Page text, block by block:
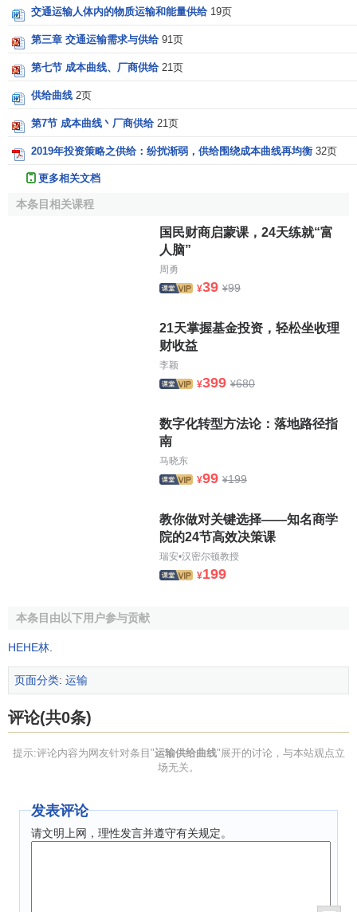
运输需求量
运输供给量
运输供给函数
参考文献
马天山.运输经济（公路）专业知识与实务（中级）
（2008年版）.中国人事出版社,2008.5
↑秦四平.运输经济学 （第二版）.中国铁道出版
交通运输人体内的物质运输和能量供给 19页
第三章 交通运输需求与供给 91页
第七节 成本曲线、厂商供给 21页
供给曲线 2页
第7节 成本曲线丶厂商供给 21页
2019年投资策略之供给：纷扰渐弱，供给围绕成本曲线再均衡 32页
更多相关文档
本条目相关课程
国民财商启蒙课，24天练就“富
人脑”
周勇
¥39 ¥99
21天掌握基金投资，轻松坐收理
财收益
李颖
¥399 ¥680
数字化转型方法论：落地路径指
南
马晓东
¥99 ¥199
教你做对关键选择——知名商学
院的24节高效决策课
瑞安•汉密尔顿教授
¥199
本条目由以下用户参与贡献
HEHE林
页面分类: 运输
评论(共0条)
提示:评论内容为网友针对条目"运输供给曲线"展开的讨论，与本站观点立
场无关。
发表评论
请文明上网，理性发言并遵守有关规定。